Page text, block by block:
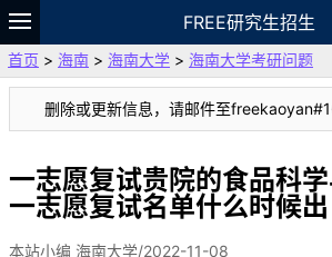
FREE研究生招生
题库
故事 专题 APP 笔记
VIP
资料
首页 > 海南 > 海南大学 > 海南大学考研问题
删除或更新信息，请邮件至
一志愿复试贵院的食品科
一志愿复试名单什么时候出
本站小编 海南大学/2022-11-08